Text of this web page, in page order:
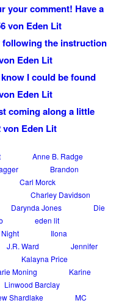
your comment! Have a
von Eden Lit
following the instruction
Eden Lit
I could be found
Eden Lit
coming along a little
von Eden Lit
Anne B. Radge
Brandon
Carl Morck
Charley Davidson
Darynda Jones
Die
eden lit
Ilona
J.R. Ward
Jennifer
Kalayna Price
Moning
Karine
Linwood Barclay
Shardlake
MC